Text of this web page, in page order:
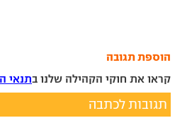
הוספת תגובה
קראו את חוקי הקהילה שלנו בתנאי
תגובות לכתבה